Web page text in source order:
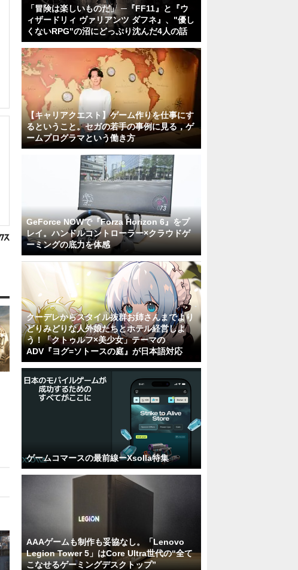
「冒険は楽しいものだ」 ─『FF11』と『ウ
ィザードリィ ヴァリアンツ ダフネ』、"優し
くないRPG"の沼にどっぷり沈んだ4人の話
【キャリアクエスト】ゲーム作りを仕事にす
るということ。セガの若手の事例に見る，ゲ
ームプログラマという働き方
GeForce NOWで『Forza Horizon 6』をプ
レイ。ハンドルコントローラー×クラウドゲ
ーミングの底力を体感
クーデレからスタイル抜群お姉さんまでより
どりみどりな人外娘たちとホテル経営しよ
う！「クトゥルフ×美少女」テーマの
ADV『ヨグ=ソトースの庭』が日本語対応
ゲームコマースの最前線ーXsolla特集
AAAゲームも制作も妥協なし。「Lenovo
Legion Tower 5」はCore Ultra世代の“全て
こなせるゲーミングデスクトップ”